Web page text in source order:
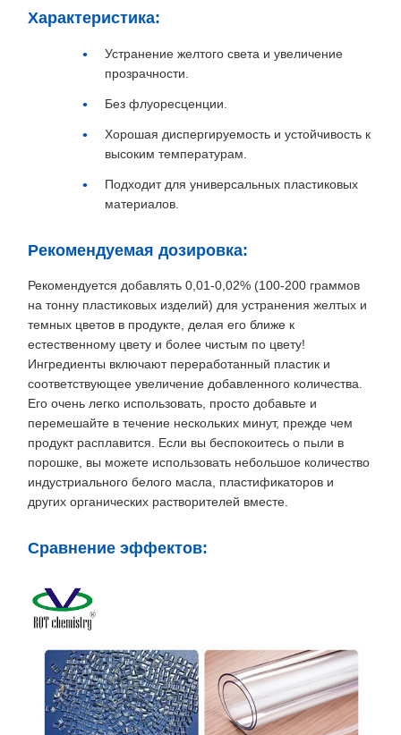
Характеристика:
Устранение желтого света и увеличение
прозрачности.
Без флуоресценции.
Хорошая диспергируемость и устойчивость к
высоким температурам.
Подходит для универсальных пластиковых
материалов.
Рекомендуемая дозировка:
Рекомендуется добавлять 0,01-0,02% (100-200 граммов
на тонну пластиковых изделий) для устранения желтых и
темных цветов в продукте, делая его ближе к
естественному цвету и более чистым по цвету!
Ингредиенты включают переработанный пластик и
соответствующее увеличение добавленного количества.
Его очень легко использовать, просто добавьте и
перемешайте в течение нескольких минут, прежде чем
продукт расплавится. Если вы беспокоитесь о пыли в
порошке, вы можете использовать небольшое количество
индустриального белого масла, пластификаторов и
других органических растворителей вместе.
Сравнение эффектов: